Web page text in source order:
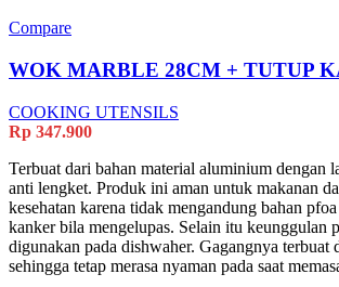
Compare
WOK MARBLE 28CM + TUTUP
COOKING UTENSILS
Rp 347.900
Terbuat dari bahan material aluminium dengan
anti lengket. Produk ini aman untuk makanan
kesehatan karena tidak mengandung bahan
kanker bila mengelupas. Selain itu keunggulan
digunakan pada dishwaher. Gagangnya terbuat
sehingga tetap merasa nyaman pada saat